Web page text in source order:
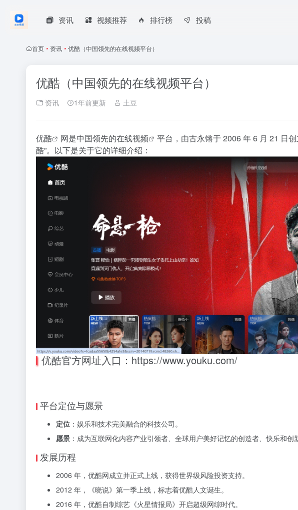
资讯 视频推荐 排行榜 投稿
首页 • 资讯 • 优酷（中国领先的在线视频平台）
优酷（中国领先的在线视频平台）
资讯 1年前更新 土豆
优酷 网是中国领先的在线视频
平台，由古永锵于 2006 年 6 月 21 日
酷”。以下是关于它的详细介绍：
优酷官方网址入口：https://www.youku.com/
平台定位与愿景
定位 ：娱乐和技术完美融合的科技公司。
愿景 ：成为互联网化内容产业引领者、全球用户美好记忆的创造者、快乐和创
发展历程
2006 年，优酷网成立并正式上线，获得世界级风险投资支持。
2012 年，《晓说》第一季上线，标志着优酷人文诞生。
2016 年，优酷自制综艺《火星情报局》开启超级网综时代。